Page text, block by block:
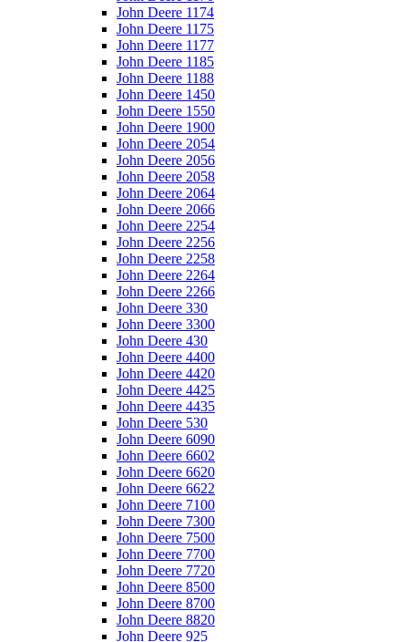
John Deere 1174
John Deere 1175
John Deere 1177
John Deere 1185
John Deere 1188
John Deere 1450
John Deere 1550
John Deere 1900
John Deere 2054
John Deere 2056
John Deere 2058
John Deere 2064
John Deere 2066
John Deere 2254
John Deere 2256
John Deere 2258
John Deere 2264
John Deere 2266
John Deere 330
John Deere 3300
John Deere 430
John Deere 4400
John Deere 4420
John Deere 4425
John Deere 4435
John Deere 530
John Deere 6090
John Deere 6602
John Deere 6620
John Deere 6622
John Deere 7100
John Deere 7300
John Deere 7500
John Deere 7700
John Deere 7720
John Deere 8500
John Deere 8700
John Deere 8820
John Deere 925